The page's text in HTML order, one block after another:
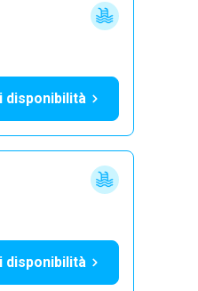
disponibilità
disponibilità